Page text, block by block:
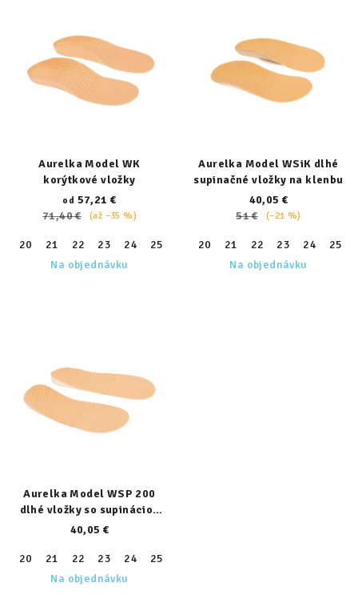
Aurelka Model WK
korýtkové vložky
od 57,21 €
71,40 €
(až –35 %)
20 21 22 23 24 25 27 28 29 30 31
32
Na objednávku
Aurelka Model WSiK dlhé
supinačné vložky na klenbu
40,05 €
51 €
(–21 %)
20 21 22 23 24 25
Na objednávku
Aurelka Model WSP 200
dlhé vložky so supináciou
päty
40,05 €
20 21 22 23 24 25
Na objednávku